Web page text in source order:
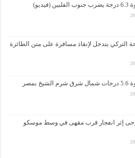
التركي يتدخل لإنقاذ مسافرة على متن الطائرة
بمصر
إثر انفجار قرب مقهى في وسط موسكو